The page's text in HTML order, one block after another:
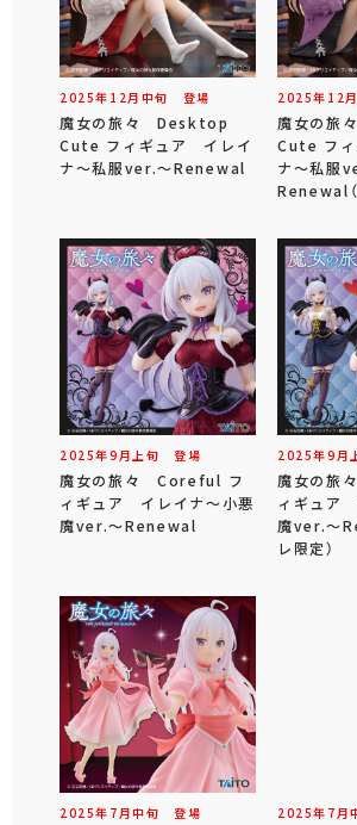
2025年 12 月 中旬 登場
魔女の旅々 Desktop
Cute フィギュア イレイ
ナ～私服ver.～Renewal
2025年 12 月
魔女の
Cute フ
ナ～私服
Renewal
2025年9 月 上旬 登場
魔女の旅々 Coreful フ
ィギュア イレイナ～小悪
魔ver.～Renewal
2025年9 月
魔女の
ィギュア
魔ver.～
レ限定）
2025年 7 月中旬 登場 2025年 7 月